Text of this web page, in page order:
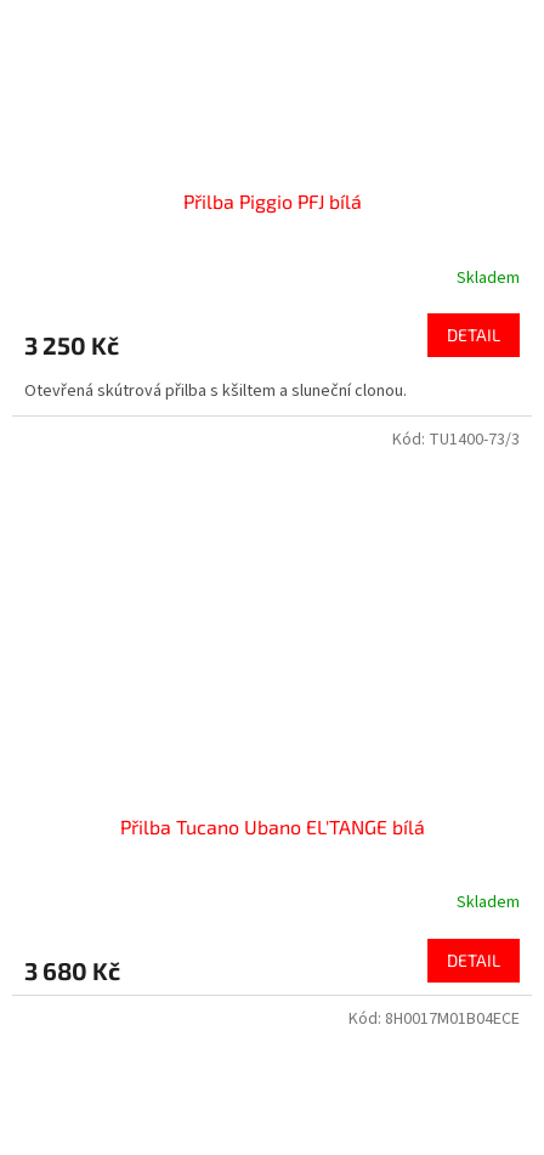
Přilba Piggio PFJ bílá
Skladem
3 250 Kč DETAIL
Otevřená skútrová přilba s kšiltem a sluneční clonou.
Přilba Tucano Ubano EL'TANGE bílá
Skladem
3 680 Kč DETAIL
Kód: TU1400-73/3
Kód: 8H0017M01B04ECE